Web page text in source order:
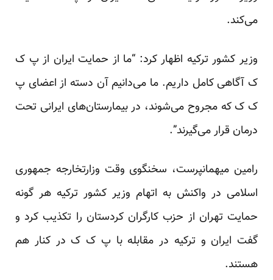
می‌کند.
وزیر کشور ترکیه اظهار کرد: “ما از حمایت ایران از پ ک
ک آگاهی کامل داریم. ما می‌دانیم آن دسته از اعضای پ
ک ک که مجروح می‌شوند، در بیمارستان‌های ایرانی تحت
درمان قرار می‌گیرند”.
رامین میهمانپرست، سخنگوی وقت وزارتخارجه جمهوری
اسلامی در واکنش به اتهام وزیر کشور ترکیه هر گونه
حمایت تهران از حزب کارگران کردستان را تکذیب کرد و
گفت ایران و ترکیه در مقابله با پ ک ک در کنار هم
هستند.